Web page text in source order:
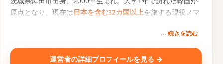
原点となり、現在は日本を含む32カ国以上を旅する現役ノマ
を」という想いから、旅行クーポン比較サービス『トクた
び』を運営。一次情報にもとづく旅行コンテンツを発信中。
… 続きを読む
運営者の詳細プロフィールを見る →